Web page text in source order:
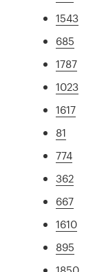
1543
685
1787
1023
1617
81
774
362
667
1610
895